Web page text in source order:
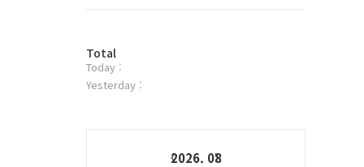
플
러
그
방
문
자
Total
Today :
Yesterday :
2026. 08